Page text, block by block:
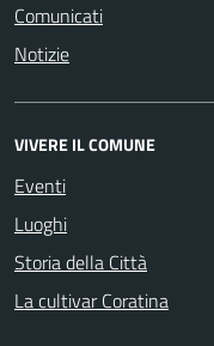
Comunicati
Notizie
VIVERE IL COMUNE
Eventi
Luoghi
Storia della Città
La cultivar Coratina